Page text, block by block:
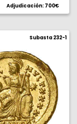
Adjudicación: 700€
Subasta 232-1